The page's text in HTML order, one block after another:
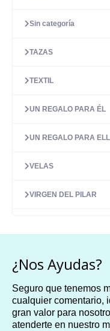
Sin categoría
TAZAS
TEXTIL
UN REGALO PARA ÉL
UN REGALO PARA
VELAS
VIRGEN DEL PILAR
¿Nos Ayudas?
Seguro que tenemos
cualquier comentario,
gran valor para
atenderte en nuestro